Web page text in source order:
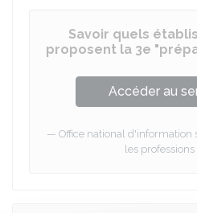
Savoir quels
proposent la 3e
Accéder au
Office national d'information
les professions